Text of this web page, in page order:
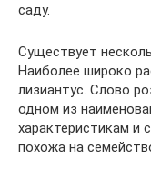
саду.
Существует
Наиболее широко
лизиантус. Слово
одном из
характеристикам и
похожа на